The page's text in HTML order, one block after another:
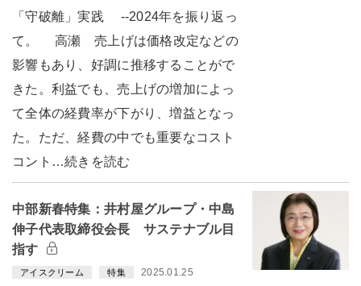
「守破離」実践 --2024年を振り返っ
て。 高瀬 売上げは価格改定などの
影響もあり、好調に推移することがで
きた。利益でも、売上げの増加によっ
て全体の経費率が下がり、増益となっ
た。ただ、経費の中でも重要なコスト
コント…続きを読む
中部新春特集：井村屋グループ・中島
伸子代表取締役会長 サステナブル目
指す
アイスクリーム 特集 2025.01.25